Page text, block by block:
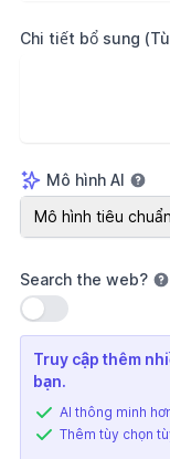
Chi tiết bổ sung
Mô hình AI
Mô hình AI
Mô hình tiêu chuẩn
Search the web?
Sử dụng cài đặt
Truy cập thêm
bạn.
AI thông minh
Thêm tùy chọn